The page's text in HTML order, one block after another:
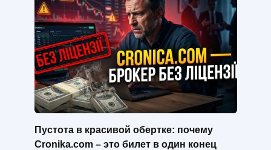
Пустота в красивой обертке: почему
Cronika.com – это билет в один конец